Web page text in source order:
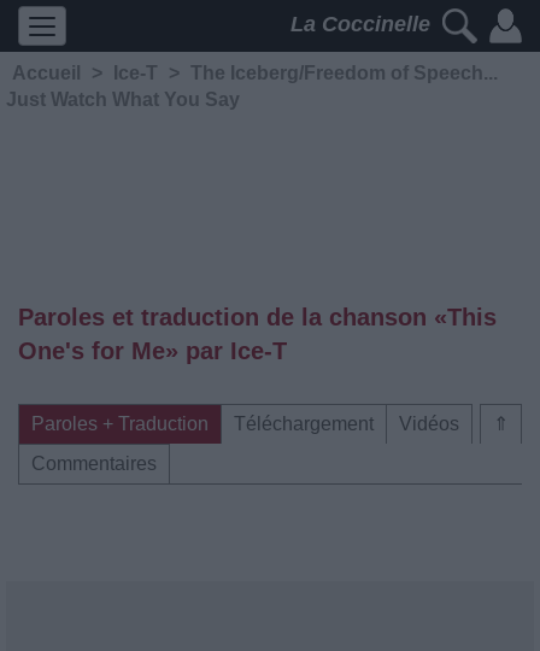
La Coccinelle
Accueil > Ice-T > The Iceberg/Freedom of Speech...
Just Watch What You Say
Paroles et traduction de la chanson «This
One's for Me» par Ice-T
⇑
Paroles + Traduction Téléchargement
Vidéos
Commentaires